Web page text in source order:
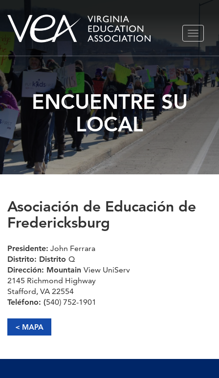
Ir
contenido
ENCUENTRE SU
LOCAL
Asociación de Educación de
Fredericksburg
Presidente: John Ferrara
Distrito: Distrito Q
Dirección: Mountain View UniServ
2145 Richmond Highway
Stafford, VA 22554
Teléfono: (540) 752-1901
< MAPA